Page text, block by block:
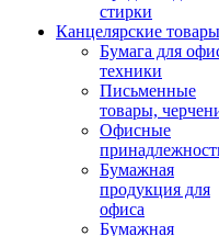
стирки
Канцелярские товары
Бумага для
техники
Письменные
товары,
Офисные
Бумажная
продукция для
офиса
Бумажная